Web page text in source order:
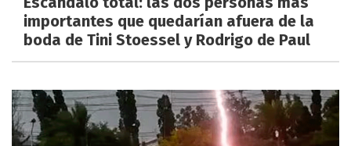
importantes que quedarían afuera de la
boda de Tini Stoessel y Rodrigo de Paul